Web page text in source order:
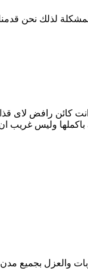
المشكلة لذلك
كائن رافض لاى
وليس غريب
بجميع مدن